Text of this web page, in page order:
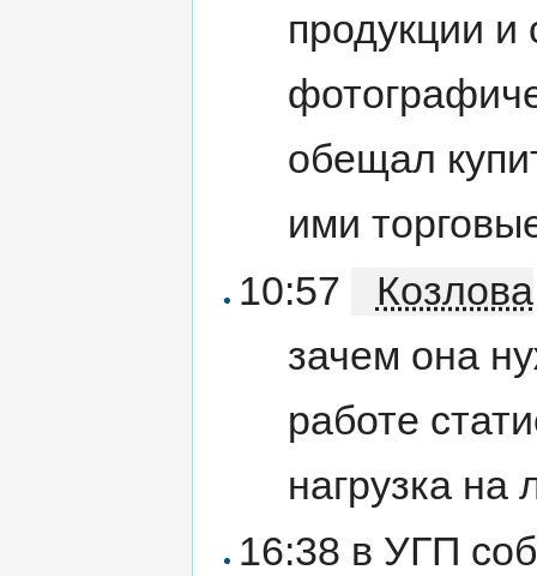
продукции и
обещал
ими
10:57
Козлова
зачем она
работе
нагрузка
16:38 в УГП